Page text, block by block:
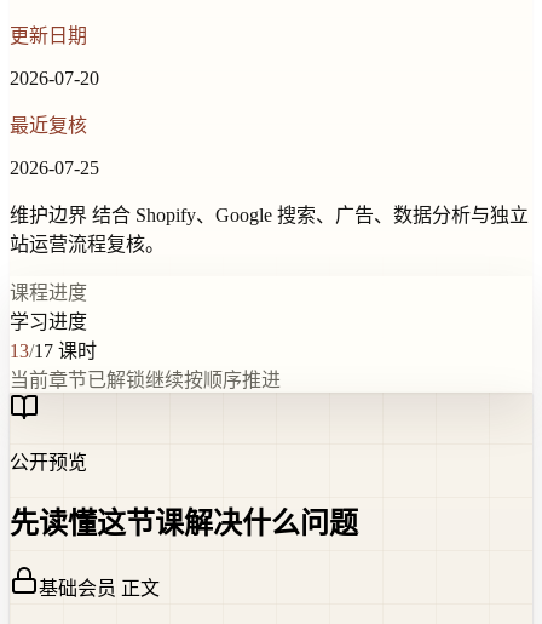
更新日期
2026-07-20
最近复核
2026-07-25
维护边界 结合 Shopify、Google 搜索、广告、数据分析与独立
站运营流程复核。
课程进度
学习进度
13/17 课时
当前章节已解锁继续按顺序推进
公开预览
先读懂这节课解决什么问题
基础会员 正文